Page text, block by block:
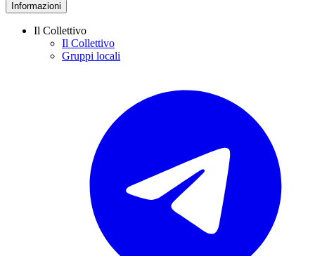
Informazioni
Il Collettivo
Il Collettivo
Gruppi locali